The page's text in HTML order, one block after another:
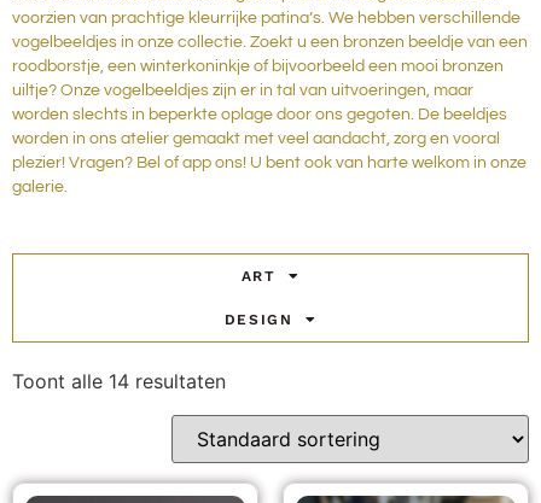
voorzien van prachtige kleurrijke patina’s. We hebben verschillende
vogelbeeldjes in onze collectie. Zoekt u een bronzen beeldje van een
roodborstje, een winterkoninkje of bijvoorbeeld een mooi bronzen
uiltje? Onze vogelbeeldjes zijn er in tal van uitvoeringen, maar
worden slechts in beperkte oplage door ons gegoten. De beeldjes
worden in ons atelier gemaakt met veel aandacht, zorg en vooral
plezier! Vragen? Bel of app ons! U bent ook van harte welkom in onze
galerie.
ART
DESIGN
Toont alle 14 resultaten